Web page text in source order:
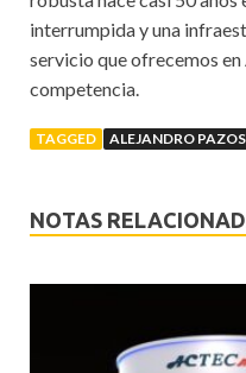
interrumpida y una
servicio que ofrecemos
competencia.
TAGGED ALEJANDRO PAZOS
NOTAS